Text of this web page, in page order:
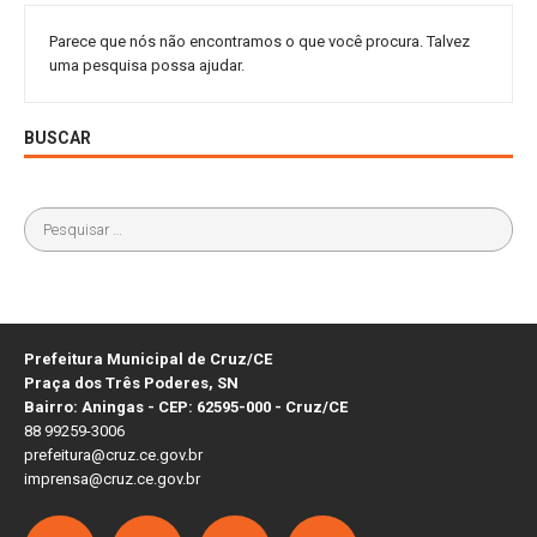
Parece que nós não encontramos o que você procura. Talvez
uma pesquisa possa ajudar.
BUSCAR
Prefeitura Municipal de Cruz/CE
Praça dos Três Poderes, SN
Bairro: Aningas - CEP: 62595-000 - Cruz/CE
88 99259-3006
prefeitura@cruz.ce.gov.br
imprensa@cruz.ce.gov.br